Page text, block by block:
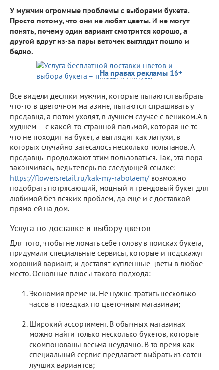
У мужчин огромные проблемы с выборами букета.
Просто потому, что они не любят цветы. И не могут
понять, почему один вариант смотрится хорошо, а
другой вдруг из-за пары веточек выглядит пошло и
бедно.
На правах рекламы 16+
Все видели десятки мужчин, которые пытаются выбрать
что-то в цветочном магазине, пытаются спрашивать у
продавца, а потом уходят, в лучшем случае с веником. А в
худшем — с какой-то странной пальмой, которая не то
что не походит на букет, а выглядит как лапухи, в
которых случайно затесалось несколько тюльпанов. А
продавцы продолжают этим пользоваться. Так, эта пора
закончилась, ведь теперь по следующей ссылке:
https://flowersretail.ru/kak-my-rabotaem/ возможно
подобрать потрясающий, модный и трендовый букет для
любимой без всяких проблем, да еще и с доставкой
прямо ей на дом.
Услуга по доставке и выбору цветов
Для того, чтобы не ломать себе голову в поисках букета,
придумали специальные сервисы, которые и подскажут
хороший вариант, и доставят купленные цветы в любое
место. Основные плюсы такого подхода:
Экономия времени. Не нужно тратить несколько
часов в поездках по цветочным магазинам;
Широкий ассортимент. В обычных магазинах
можно найти только несколько букетов, которые
скомпонованы весьма неудачно. В то время как
специальный сервис предлагает выбрать из сотен
лучших вариантов;